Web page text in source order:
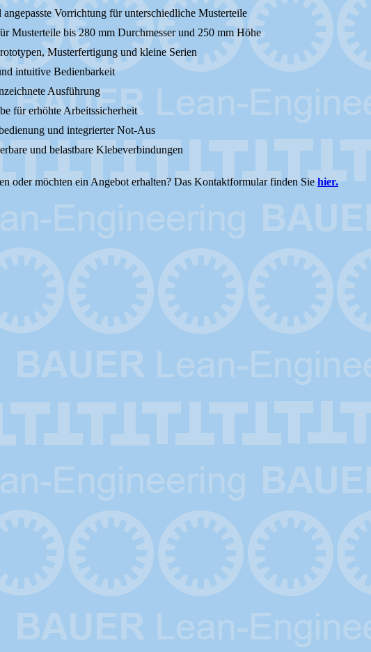
Vorrichtung für unterschiedliche Musterteile
Musterteile bis 280 mm Durchmesser und 250 mm Höhe
Musterfertigung und kleine Serien
intuitive Bedienbarkeit
Ausführung
für erhöhte Arbeitssicherheit
und integrierter Not-Aus
und belastbare Klebeverbindungen
oder möchten ein Angebot erhalten? Das Kontaktformular finden Sie hier.